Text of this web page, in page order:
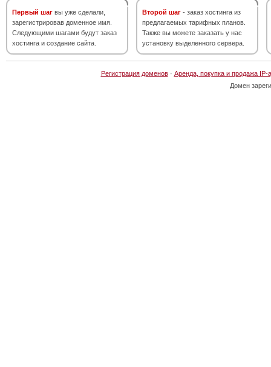
Первый шаг вы уже сделали,
зарегистрировав доменное имя.
Следующими шагами будут заказ
хостинга и создание сайта.
Второй шаг - заказ хостинга из
предлагаемых тарифных планов.
Также вы можете заказать у нас
установку выделенного сервера.
Регистрация доменов· Аренда, покупка и продажа IP-
Домен